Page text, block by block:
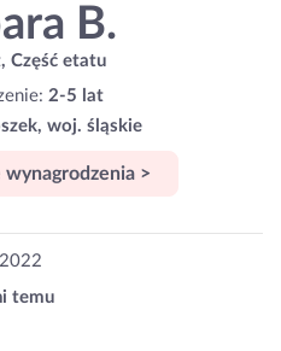
B.
Część etatu
2-5 lat
woj. śląskie
>
temu